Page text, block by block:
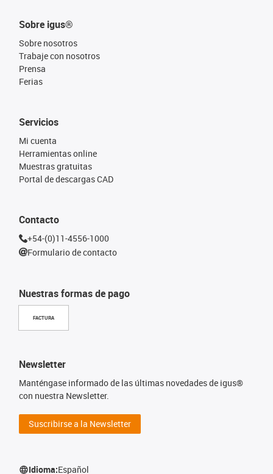
Sobre igus®
Sobre nosotros
Trabaje con nosotros
Prensa
Ferias
Nuestras formas de pago
FACTURA
Servicios
Mi cuenta
Herramientas online
Muestras gratuitas
Portal de descargas CAD
Contacto
+54-(0)11-4556-1000
Formulario de contacto
Newsletter
Manténgase informado de las últimas novedades de igus®
con nuestra Newsletter.
Suscribirse a la Newsletter
Idioma:Español